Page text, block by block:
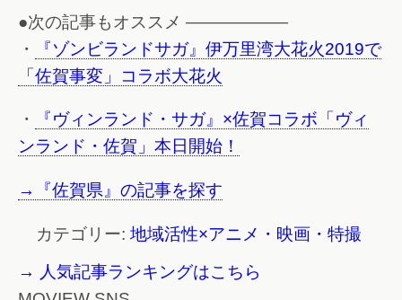
●次の記事もオススメ ——————
・
『ゾンビランドサガ』伊万里湾大花火2019で
「佐賀事変」コラボ大花火
・
『ヴィンランド・サガ』×佐賀コラボ「ヴィ
ンランド・佐賀」本日開始！
→『佐賀県』の記事を探す
カテゴリー: 地域活性×アニメ・映画・特撮
→ 人気記事ランキングはこちら